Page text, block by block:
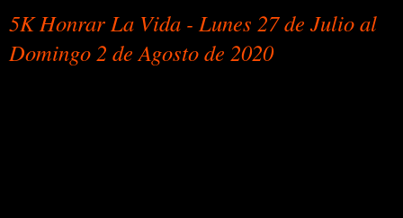
5K Honrar La Vida - Lunes 27 de Julio al
Domingo 2 de Agosto de 2020